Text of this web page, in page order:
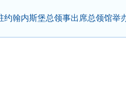
约翰内斯堡总领事出席总领馆举